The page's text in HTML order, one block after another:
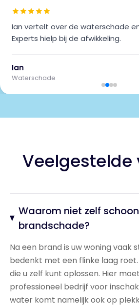
Ian vertelt over de waterschade
Experts hielp bij de afwikkeling.
Ian
Waterschade
Veelgestelde
Waarom niet zelf
brandschade?
Na een brand is uw woning vaak
bedenkt met een flinke laag roet.
die u zelf kunt oplossen. Hier
professioneel bedrijf voor
water komt namelijk ook op